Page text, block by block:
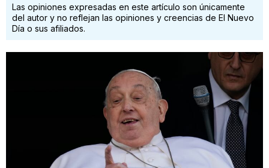
Las opiniones expresadas en este artículo son únicamente
del autor y no reflejan las opiniones y creencias de El Nuevo
Día o sus afiliados.